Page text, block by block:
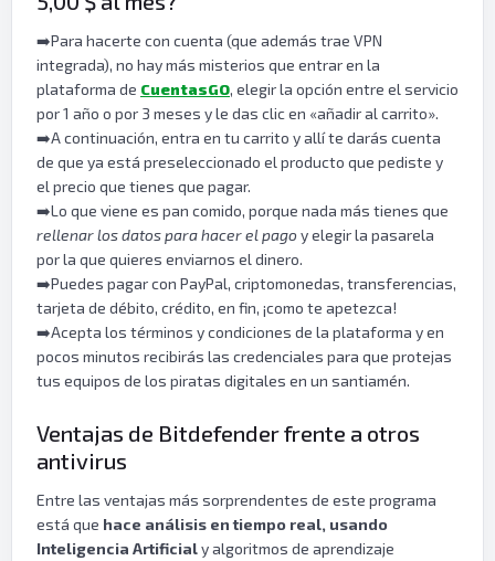
➡️Para hacerte con cuenta (que además trae VPN
integrada), no hay más misterios que entrar en la
plataforma de CuentasGO, elegir la opción entre el servicio
por 1 año o por 3 meses y le das clic en «añadir al carrito».
➡️A continuación, entra en tu carrito y allí te darás cuenta
de que ya está preseleccionado el producto que pediste y
el precio que tienes que pagar.
➡️Lo que viene es pan comido, porque nada más tienes que
rellenar los datos para hacer el pago y elegir la pasarela
por la que quieres enviarnos el dinero.
➡️Puedes pagar con PayPal, criptomonedas, transferencias,
tarjeta de débito, crédito, en fin, ¡como te apetezca!
➡️Acepta los términos y condiciones de la plataforma y en
pocos minutos recibirás las credenciales para que protejas
tus equipos de los piratas digitales en un santiamén.
Ventajas de Bitdefender frente a otros
antivirus
Entre las ventajas más sorprendentes de este programa
está que hace análisis en tiempo real, usando
Inteligencia Artificialy algoritmos de aprendizaje